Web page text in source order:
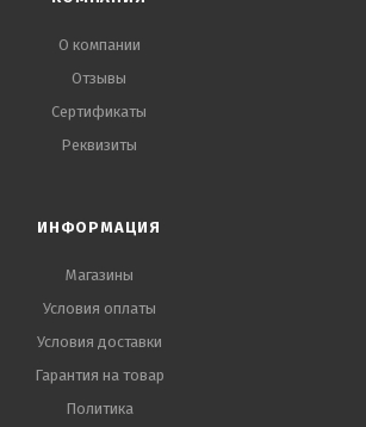
О компании
Отзывы
Сертификаты
Реквизиты
ИНФОРМАЦИЯ
Магазины
Условия оплаты
Условия доставки
Гарантия на товар
Политика